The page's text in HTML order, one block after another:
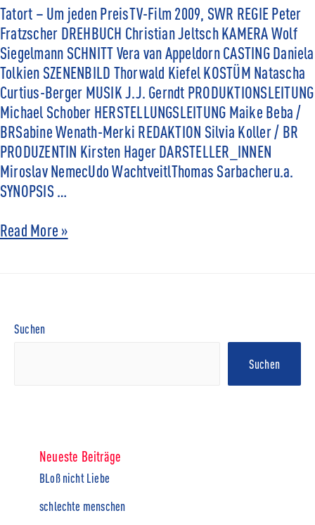
Tatort – Um jeden PreisTV-Film 2009, SWR REGIE Peter
Fratzscher DREHBUCH Christian Jeltsch KAMERA Wolf
Siegelmann SCHNITT Vera van Appeldorn CASTING Daniela
Tolkien SZENENBILD Thorwald Kiefel KOSTÜM Natascha
Curtius-Berger MUSIK J.J. Gerndt PRODUKTIONSLEITUNG
Michael Schober HERSTELLUNGSLEITUNG Maike Beba /
BRSabine Wenath-Merki REDAKTION Silvia Koller / BR
PRODUZENTIN Kirsten Hager DARSTELLER_INNEN
Miroslav NemecUdo WachtveitlThomas Sarbacheru.a.
SYNOPSIS …
Read More »
Suchen
Suchen
Neueste Beiträge
BLoß nicht Liebe
schlechte menschen